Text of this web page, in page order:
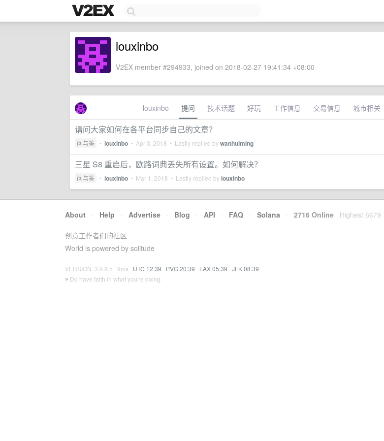
louxinbo
V2EX member #294933, joined on 2018-02-27 19:41:34 +08:00
louxinbo 提问 技术话题 好玩 工作信息 交易信息 城市相关
请问大家如何在各平台同步自己的文章？
问与答 • louxinbo • Apr 3, 2018 • Lastly replied bywanhuiming
三星 S8 重启后，欧路词典丢失所有设置。如何解决？
问与答 • louxinbo • Mar 1, 2018 • Lastly replied bylouxinbo
About · Help · Advertise · Blog · API · FAQ · Solana · 2716 Online Highest 6679
创意工作者们的社区
World is powered by solitude
VERSION: 3.9.8.5 · 9ms · UTC 12:39 · PVG 20:39 · LAX 05:39 · JFK 08:39
♥ Do have faith in what you're doing.